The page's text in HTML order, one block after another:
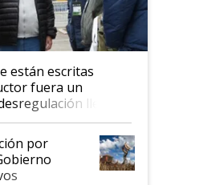
están escritas
fuera un
llegó
y hasta se
al IPCVA
por